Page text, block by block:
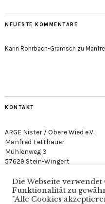
NEUESTE KOMMENTARE
Karin Rohrbach-Gramsch zu
KONTAKT
ARGE Nister / Obere Wied e.V.
Manfred Fetthauer
Mühlenweg 3
57629 Stein-Wingert
Die Webseite
Funktionalität zu
"Alle Cookies